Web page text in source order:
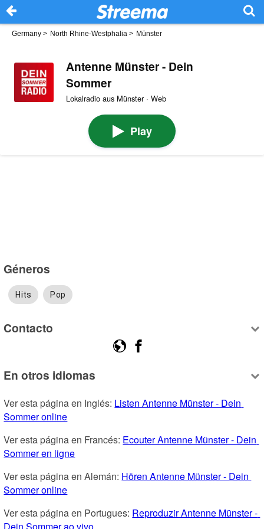
Germany > North Rhine-Westphalia > Münster
Antenne Münster - Dein
Sommer
Lokalradio aus Münster · Web
Play
Géneros
Hits Pop
Contacto
En otros idiomas
Ver esta página en Inglés: Listen Antenne Münster - Dein
Sommer online
Ver esta página en Francés: Ecouter Antenne Münster - Dein
Sommer en ligne
Ver esta página en Alemán: Hören Antenne Münster - Dein
Sommer online
Ver esta página en Portugues: Reproduzir Antenne Münster -
Dein Sommer ao vivo